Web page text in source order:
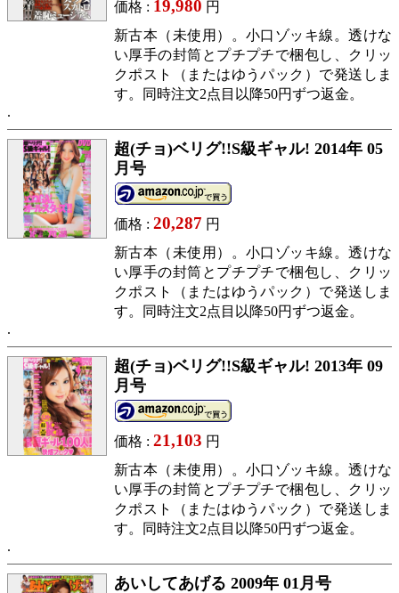
価格 : 19,980 円
新古本（未使用）。小口ゾッキ線。透けな
い厚手の封筒とプチプチで梱包し、クリッ
クポスト（またはゆうパック）で発送しま
す。同時注文2点目以降50円ずつ返金。
超(チョ)ベリグ!!S級ギャル! 2014年 05
月号
価格 : 20,287 円
新古本（未使用）。小口ゾッキ線。透けな
い厚手の封筒とプチプチで梱包し、クリッ
クポスト（またはゆうパック）で発送しま
す。同時注文2点目以降50円ずつ返金。
超(チョ)ベリグ!!S級ギャル! 2013年 09
月号
価格 : 21,103 円
新古本（未使用）。小口ゾッキ線。透けな
い厚手の封筒とプチプチで梱包し、クリッ
クポスト（またはゆうパック）で発送しま
す。同時注文2点目以降50円ずつ返金。
あいしてあげる 2009年 01月号